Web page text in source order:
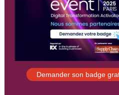
Demander son badge